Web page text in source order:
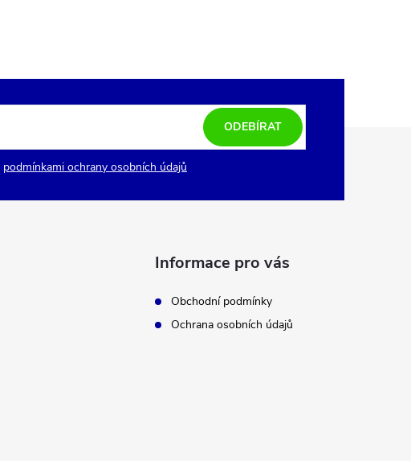
podmínkami ochrany osobních údajů
ODEBÍRAT
Informace pro vás
Obchodní podmínky
Ochrana osobních údajů